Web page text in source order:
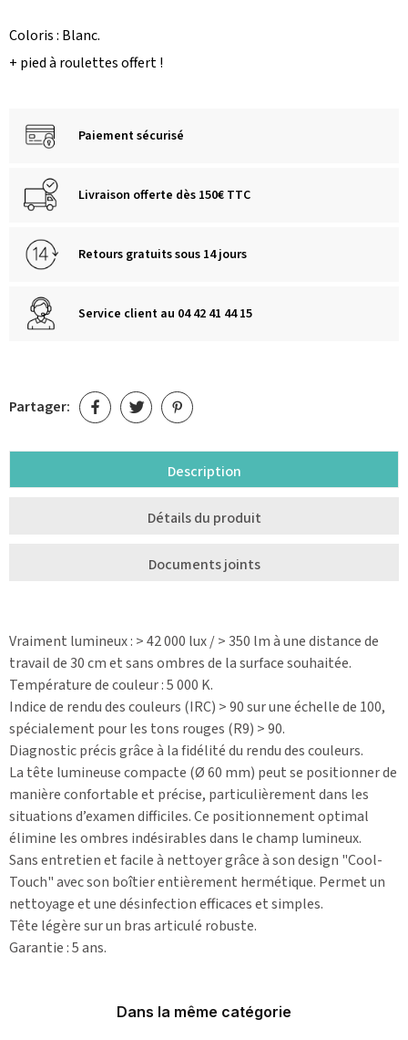
Coloris : Blanc.
+ pied à roulettes offert !
Paiement sécurisé
Livraison offerte dès 150€ TTC
Retours gratuits sous 14 jours
Service client au 04 42 41 44 15
Partager:
Description
Détails du produit
Documents joints
Vraiment lumineux : > 42 000 lux / > 350 lm à une distance de
travail de 30 cm et sans ombres de la surface souhaitée.
Température de couleur : 5 000 K.
Indice de rendu des couleurs (IRC) > 90 sur une échelle de 100,
spécialement pour les tons rouges (R9) > 90.
Diagnostic précis grâce à la fidélité du rendu des couleurs.
La tête lumineuse compacte (Ø 60 mm) peut se positionner de
manière confortable et précise, particulièrement dans les
situations d’examen difficiles. Ce positionnement optimal
élimine les ombres indésirables dans le champ lumineux.
Sans entretien et facile à nettoyer grâce à son design "Cool-
Touch" avec son boîtier entièrement hermétique. Permet un
nettoyage et une désinfection efficaces et simples.
Tête légère sur un bras articulé robuste.
Garantie : 5 ans.
Dans la même catégorie